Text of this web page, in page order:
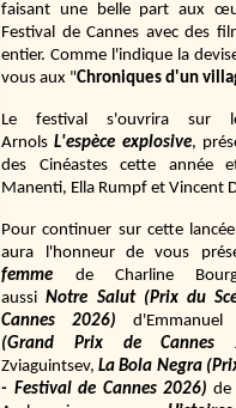
faisant une belle part aux
Festival de Cannes avec des
entier. Comme l'indique la
vous aux "Chroniques d'un
Le festival s'ouvrira sur
Arnols L'espèce explosive,
des Cinéastes cette année
Manenti, Ella Rumpf et Vincent
Pour continuer sur cette
aura l'honneur de vous
femme
de Charline
aussi Notre Salut (Prix du
Cannes 2026)
d'Emmanuel
(Grand Prix de Cannes
Zviaguintsev,La Bola Negra
- Festival de Cannes 2026) de